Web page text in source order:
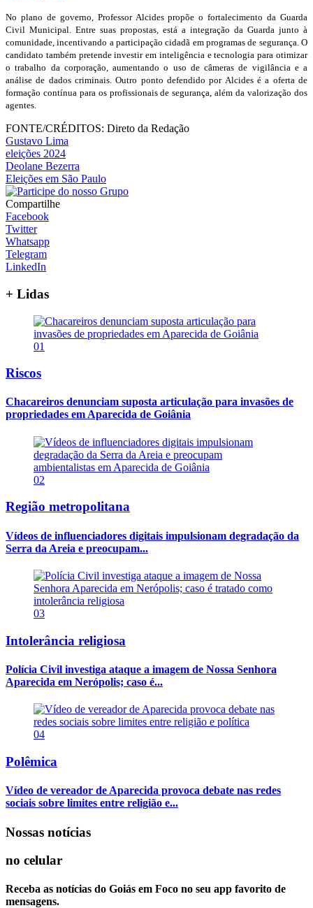
No plano de governo, Professor Alcides propõe o fortalecimento da Guarda
Civil Municipal. Entre suas propostas, está a integração da Guarda junto à
comunidade, incentivando a participação cidadã em programas de segurança. O
candidato também pretende investir em inteligência e tecnologia para otimizar
o trabalho da corporação, aumentando o uso de câmeras de vigilância e a
análise de dados criminais. Outro ponto defendido por Alcides é a oferta de
formação contínua para os profissionais de segurança, além da valorização dos
agentes.
FONTE/CRÉDITOS: Direto da Redação
Gustavo Lima
eleições 2024
Deolane Bezerra
Eleições em São Paulo
Compartilhe
Facebook
Twitter
Whatsapp
Telegram
LinkedIn
+ Lidas
01
Riscos
Chacareiros denunciam suposta articulação para invasões de
propriedades em Aparecida de Goiânia
02
Região metropolitana
Vídeos de influenciadores digitais impulsionam degradação da
Serra da Areia e preocupam...
03
Intolerância religiosa
Polícia Civil investiga ataque a imagem de Nossa Senhora
Aparecida em Nerópolis; caso é...
04
Polêmica
Vídeo de vereador de Aparecida provoca debate nas redes
sociais sobre limites entre religião e...
Nossas notícias
no celular
Receba as notícias do Goiás em Foco no seu app favorito de
mensagens.